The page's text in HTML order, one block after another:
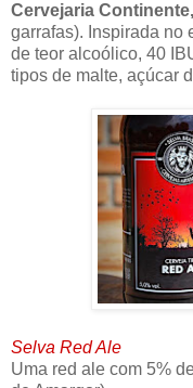
Cervejaria Continente,
garrafas). Inspirada no
de teor alcoólico, 40
tipos de malte, açúcar
Selva Red Ale
Uma red ale com 5%